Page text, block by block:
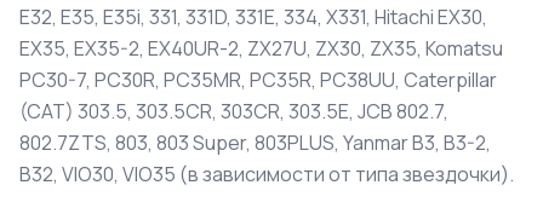
E32, E35, E35i, 331, 331D, 331E, 334, X331, Hitachi EX30,
EX35, EX35-2, EX40UR-2, ZX27U, ZX30, ZX35, Komatsu
PC30-7, PC30R, PC35MR, PC35R, PC38UU, Caterpillar
(CAT) 303.5, 303.5CR, 303CR, 303.5E, JCB 802.7,
802.7ZTS, 803, 803 Super, 803PLUS, Yanmar B3, B3-2,
B32, VIO30, VIO35 (в зависимости от типа звездочки).